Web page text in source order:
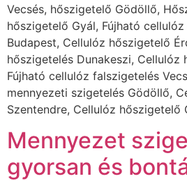
Vecsés, hőszigetelő Gödöllő,
hőszigetelő Gyál, Fújható
Budapest, Cellulóz hőszigetelő
hőszigetelés Dunakeszi, Cellulóz
Fújható cellulóz falszigetelés
mennyezeti szigetelés Gödöllő,
Szentendre, Cellulóz hőszigetelő
Mennyezet
gyorsan és